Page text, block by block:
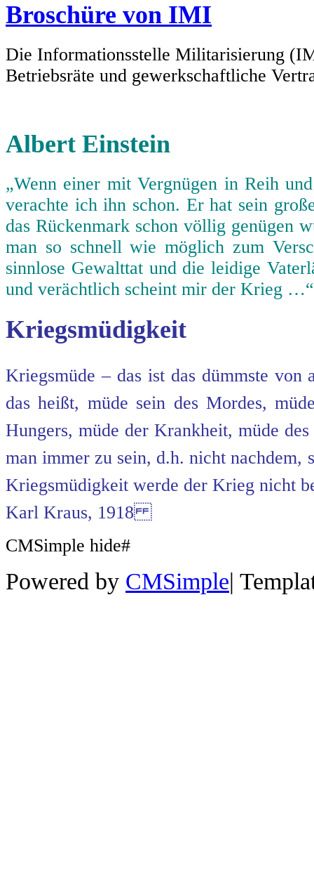
Broschüre von IMI
Die Informationsstelle Militarisierung
Betriebsräte und gewerkschaftliche
Albert Einstein
„Wenn einer mit Vergnügen in Reih
verachte ich ihn schon. Er hat sein
das Rückenmark schon völlig genügen
man so schnell wie möglich zum
sinnlose Gewalttat und die leidige
und verächtlich scheint mir der Krieg
Kriegsmüdigkeit
Kriegsmüde – das ist das dümmste
das heißt, müde sein des Mordes,
Hungers, müde der Krankheit, müde
man immer zu sein, d.h. nicht nachdem,
Kriegsmüdigkeit werde der Krieg nicht
Karl Kraus, 1918
CMSimple hide#
Powered by CMSimple|